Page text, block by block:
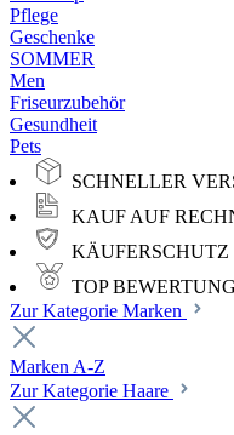
Pflege
Geschenke
SOMMER
Men
Friseurzubehör
Gesundheit
Pets
SCHNELLER
KAUF AUF
KÄUFERSCHUTZ
TOP
Zur Kategorie Marken
Marken A-Z
Zur Kategorie Haare